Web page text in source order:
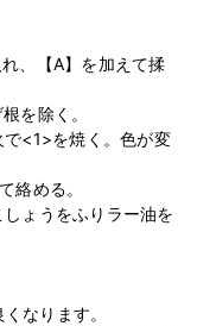
、【A】を加えて揉
を除く。
<1>を焼く。色が変
絡める。
ょうをふりラー油を
なります。